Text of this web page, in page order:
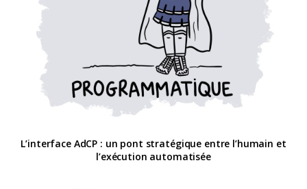
L’interface AdCP : un pont stratégique entre l’humain et
l’exécution automatisée